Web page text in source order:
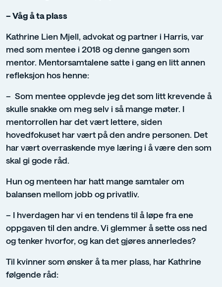
– Våg å ta plass
Kathrine Lien Mjell, advokat og partner i Harris, var
med som mentee i 2018 og denne gangen som
mentor. Mentorsamtalene satte i gang en litt annen
refleksjon hos henne:
– Som mentee opplevde jeg det som litt krevende å
skulle snakke om meg selv i så mange møter. I
mentorrollen har det vært lettere, siden
hovedfokuset har vært på den andre personen. Det
har vært overraskende mye læring i å være den som
skal gi gode råd.
Hun og menteen har hatt mange samtaler om
balansen mellom jobb og privatliv.
– I hverdagen har vi en tendens til å løpe fra ene
oppgaven til den andre. Vi glemmer å sette oss ned
og tenker hvorfor, og kan det gjøres annerledes?
Til kvinner som ønsker å ta mer plass, har Kathrine
følgende råd: